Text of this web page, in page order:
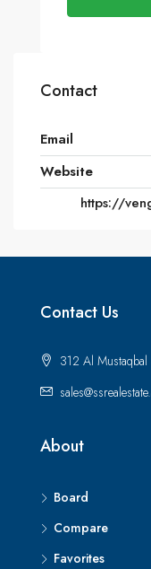
Contact
Email
Website
https://
Contact Us
312 Al
About
Board
Compare
Favorites